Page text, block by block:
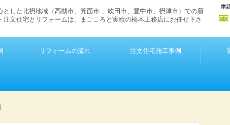
とした北摂地域（高槻市、箕面市 、吹田市、豊中市、摂津市）での新
注文住宅とリフォームは、まごころと実績の橋本工務店にお任せ下さ
リフォームの流れ 注文住宅施工事例